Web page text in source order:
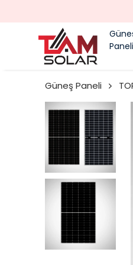
Paneli
Güneş Paneli